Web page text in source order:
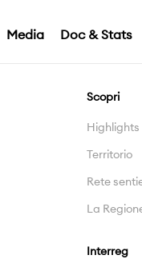
Media Doc & Stats
Scopri
Highlights
Territorio
Rete
La
Interreg